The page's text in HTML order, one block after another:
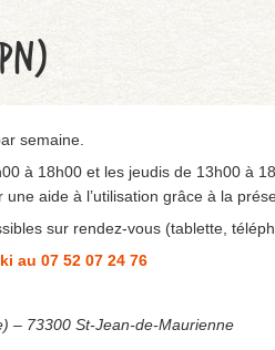
semaine.
à 18h00 et les jeudis de 13h00 à
aide à l’utilisation grâce à la
sur rendez-vous (tablette,
au 07 52 07 24 76
– 73300 St-Jean-de-Maurienne